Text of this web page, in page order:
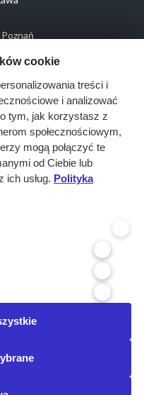
cookie
treści i
i analizować
tym, jak korzystasz z
społecznościowym,
mogą połączyć te
od Ciebie lub
ich usług. Polityka